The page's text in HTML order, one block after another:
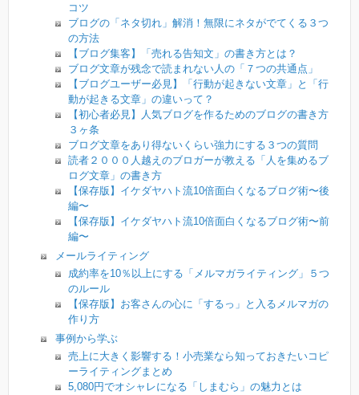
コツ
ブログの「ネタ切れ」解消！無限にネタがでてくる３つ
の方法
【ブログ集客】「売れる告知文」の書き方とは？
ブログ文章が残念で読まれない人の「７つの共通点」
【ブログユーザー必見】「行動が起きない文章」と「行
動が起きる文章」の違いって？
【初心者必見】人気ブログを作るためのブログの書き方
３ヶ条
ブログ文章をあり得ないくらい強力にする３つの質問
読者２０００人越えのブロガーが教える「人を集めるブ
ログ文章」の書き方
【保存版】イケダヤハト流10倍面白くなるブログ術〜後
編〜
【保存版】イケダヤハト流10倍面白くなるブログ術〜前
編〜
メールライティング
成約率を10％以上にする「メルマガライティング」５つ
のルール
【保存版】お客さんの心に「するっ」と入るメルマガの
作り方
事例から学ぶ
売上に大きく影響する！小売業なら知っておきたいコピ
ーライティングまとめ
5,080円でオシャレになる「しまむら」の魅力とは